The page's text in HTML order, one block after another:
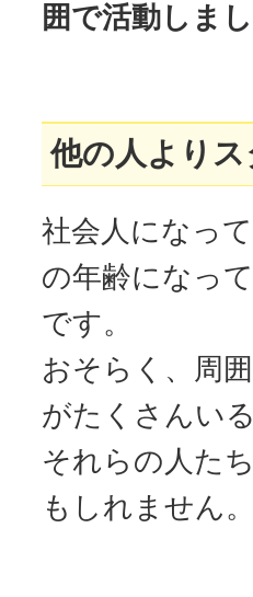
囲で活動しまし
他の人より
社会人になっ
の年齢になっ
です。
おそらく、周
がたくさんい
それらの人た
もしれません。